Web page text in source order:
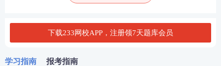
下载233网校APP，注册领7天题库会员
学习指南 报考指南